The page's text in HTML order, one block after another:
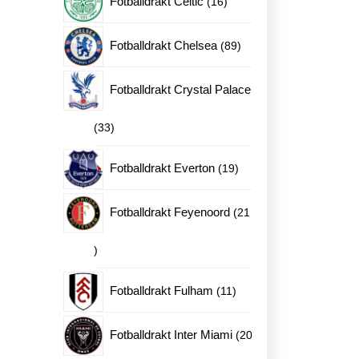
Fotballdrakt Chelsea 8989
Fotballdrakt Crystal Palace
3333
produkter
Fotballdrakt Everton 1919
Fotballdrakt Feyenoord 21
21
produkter
Fotballdrakt Fulham 1111
Fotballdrakt Inter Miami 20